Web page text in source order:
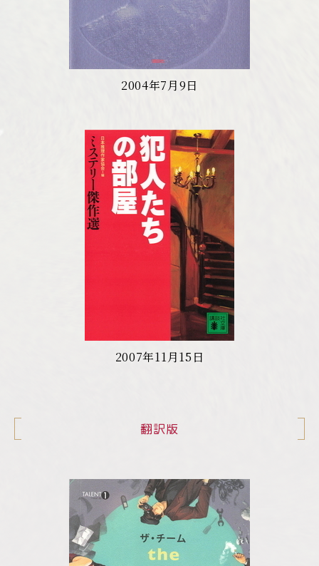
2004年7月9日
2007年11月15日
翻訳版